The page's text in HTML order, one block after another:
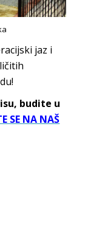
jaz i
budite u
SE NA NAŠ